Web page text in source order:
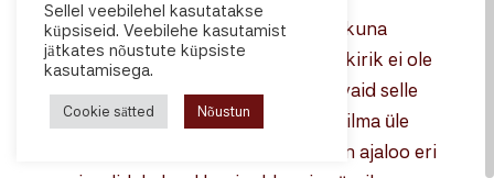
1914. aastal ehitatud ja Karlova kirikuna
tuntud Tartu Pühade Aleksandrite kirik ei ole
märgiline üksnes Tartu linnapildis, vaid selle
arhitektuur paistab ainulaadsena silma üle
Baltimaade. Kirikuhoone käekäik on ajaloo eri
Sellel veebilehel kasutatakse
küpsiseid. Veebilehe kasutamist
jätkates nõustute küpsiste
kasutamisega.
Cookie sätted Nõustun